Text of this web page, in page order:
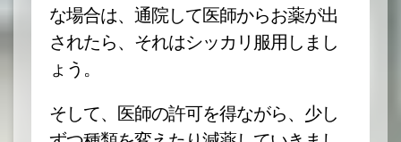
な場合は、通院して医師からお薬が出
されたら、それはシッカリ服用しまし
ょう。
そして、医師の許可を得ながら、少し